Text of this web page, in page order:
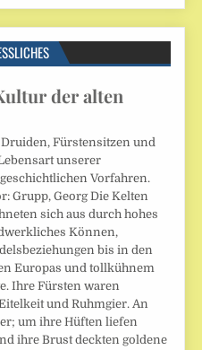
der alten
Druiden, Fürstensitzen und
unserer
Vorfahren.
Grupp, Georg Die Kelten
sich aus durch hohes
Können,
bis in den
Europas und tollkühnem
Ihre Fürsten waren
und Ruhmgier. An
um ihre Hüften liefen
ihre Brust deckten goldene